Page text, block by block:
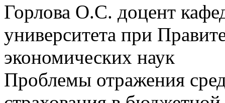
Горлова О.С. доцент
университета при
экономических наук
Проблемы отражения